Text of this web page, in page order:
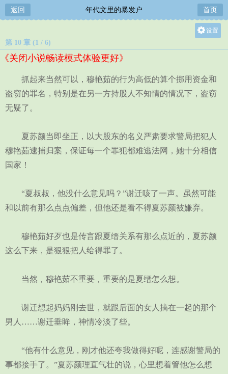
返回 年代文里的暴发户 首页
设置
中
小
第 10 章 (1 / 6)
《关闭小说畅读模式体验更好》
抓起来当然可以，穆艳茹的行为高低的算个挪用资金和
盗窃的罪名，特别是在另一方持股人不知情的情况下，盗窃
无疑了。
夏苏颜当即坐正，以大股东的名义严肃要求警局把犯人
穆艳茹逮捕归案，保证每一个罪犯都难逃法网，她十分相信
国家！
“夏叔叔，他没什么意见吗？”谢迁咳了一声。虽然可能
和以前有那么点点偏差，但他还是看不得夏苏颜被嫌弃。
穆艳茹好歹也是传言跟夏缙关系有那么点近的，夏苏颜
这么下来，是狠狠把人给得罪了。
当然，穆艳茹不重要，重要的是夏缙怎么想。
谢迁想起妈妈刚去世，就跟后面的女人搞在一起的那个
男人……谢迁垂眸，神情冷淡了些。
“他有什么意见，刚才他还夸我做得好呢，连感谢警局的
事都接手了。”夏苏颜理直气壮的说，心里想着管他怎么想